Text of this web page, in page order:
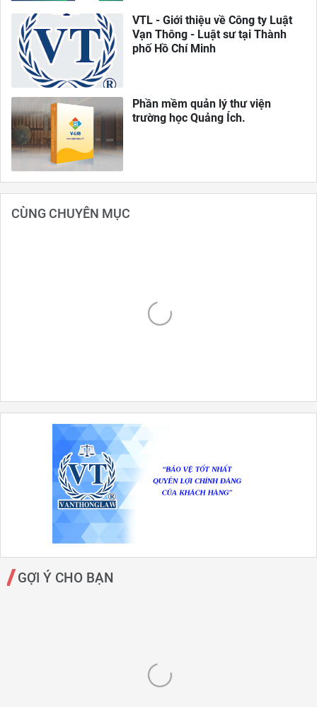
VTL - Giới thiệu về Công ty Luật
Vạn Thông - Luật sư tại Thành
phố Hồ Chí Minh
Phần mềm quản lý thư viện
trường học Quảng Ích.
CÙNG CHUYÊN MỤC
GỢI Ý CHO BẠN